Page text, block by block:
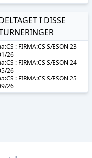
DELTAGET I DISSE
: FIRMA:CS SÆSON 23 -
26
: FIRMA:CS SÆSON 24 -
26
: FIRMA:CS SÆSON 25 -
26